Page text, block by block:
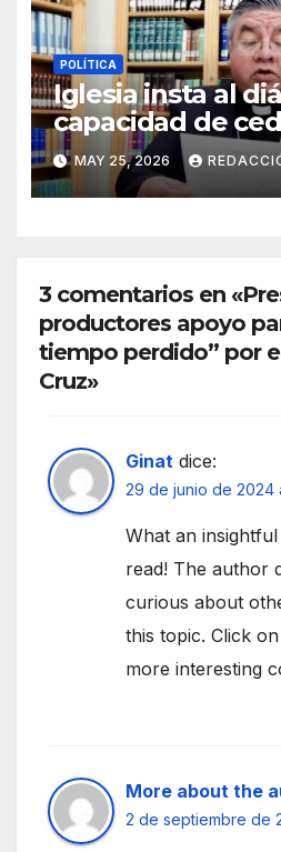
POLÍTICA
Iglesia insta al
capacidad de
bien del país” y
disposición de
MAY 25, 2026
3 comentarios en
productores apoyo
tiempo perdido” por
Cruz»
Ginat dice:
29 de junio de 2024
What an
read! The author
curious about
this topic. Click
more interesting
More about the
2 de septiembre de